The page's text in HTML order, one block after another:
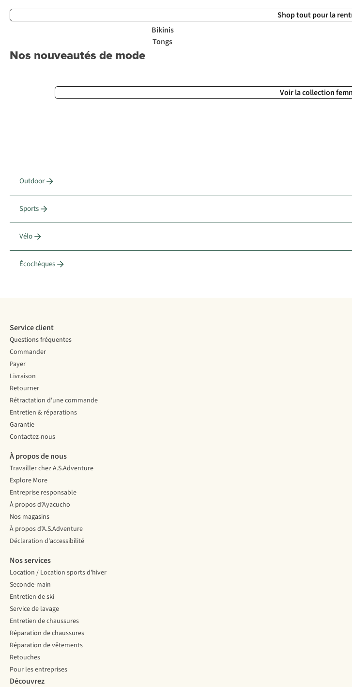
Shop tout pour la
J'en profite
Bikinis
Tongs
Nos nouveautés de mode
Voir la collection
Outdoor
Sports
Vélo
Écochèques
Service client
Questions fréquentes
Commander
Payer
Livraison
Retourner
Rétractation d'une commande
Entretien & réparations
Garantie
Contactez-nous
À propos de nous
Travailler chez A.S.Adventure
Explore More
Entreprise responsable
À propos d’Ayacucho
Nos magasins
À propos d’A.S.Adventure
Déclaration d'accessibilité
Nos services
Location / Location sports d’hiver
Seconde-main
Entretien de ski
Service de lavage
Entretien de chaussures
Réparation de chaussures
Réparation de vêtements
Retouches
Pour les entreprises
Découvrez